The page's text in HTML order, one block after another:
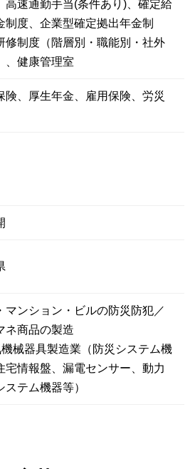
高速通勤手当(条件あり)、確定給
制度、企業型確定拠出年金制
修制度（階層別・職能別・社外
、健康管理室
険、厚生年金、雇用保険、労災
マンション・ビルの防災防犯／
ネ商品の製造
械器具製造業（防災システム機
宅情報盤、漏電センサー、動力
ステム機器等）